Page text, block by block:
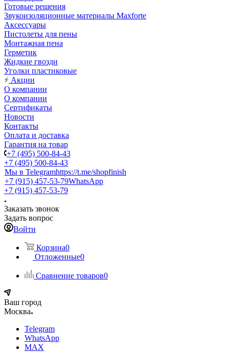
Готовые решения
Звукоизоляционные материалы Maxforte
Аксессуары
Пистолеты для пены
Монтажная пена
Герметик
Жидкие гвозди
Уголки пластиковые
Акции
О компании
О компании
Сертификаты
Новости
Контакты
Оплата и доставка
Гарантия на товар
+7 (495) 500-84-43
+7 (495) 500-84-43
Мы в Telegramhttps://t.me/shopfinish
+7 (915) 457-53-79WhatsApp
+7 (915) 457-53-79
Заказать звонок
Задать вопрос
Войти
Корзина0
Отложенные0
Сравнение товаров0
Ваш город
Москва
Telegram
WhatsApp
MAX